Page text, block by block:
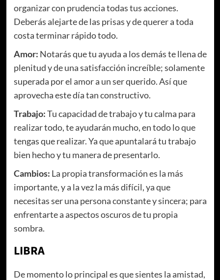
organizar con prudencia todas tus acciones.
Deberás alejarte de las prisas y de querer a toda
costa terminar rápido todo.
Amor: Notarás que tu ayuda a los demás te llena de
plenitud y de una satisfacción increíble; solamente
superada por el amor a un ser querido. Así que
aprovecha este día tan constructivo.
Trabajo:Tu capacidad de trabajo y tu calma para
realizar todo, te ayudarán mucho, en todo lo que
tengas que realizar. Ya que apuntalará tu trabajo
bien hecho y tu manera de presentarlo.
Cambios: La propia transformación es la más
importante, y a la vez la más difícil, ya que
necesitas ser una persona constante y sincera; para
enfrentarte a aspectos oscuros de tu propia
sombra.
LIBRA
De momento lo principal es que sientes la amistad,